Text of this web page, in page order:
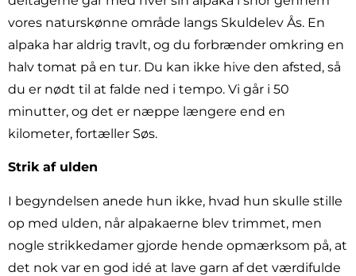
vores naturskønne område langs Skuldelev Ås. En
alpaka har aldrig travlt, og du forbrænder omkring en
halv tomat på en tur. Du kan ikke hive den afsted, så
du er nødt til at falde ned i tempo. Vi går i 50
minutter, og det er næppe længere end en
kilometer, fortæller Søs.
Strik af ulden
I begyndelsen anede hun ikke, hvad hun skulle stille
op med ulden, når alpakaerne blev trimmet, men
nogle strikkedamer gjorde hende opmærksom på, at
det nok var en god idé at lave garn af det værdifulde